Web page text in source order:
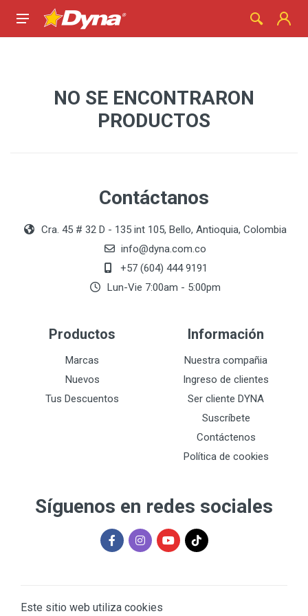
NO SE ENCONTRARON
PRODUCTOS
Contáctanos
Cra. 45 # 32 D - 135 int 105, Bello, Antioquia, Colombia
info@dyna.com.co
+57 (604) 444 9191
Lun-Vie 7:00am - 5:00pm
Productos
Marcas
Nuevos
Tus Descuentos
Información
Nuestra compañia
Ingreso de clientes
Ser cliente DYNA
Suscríbete
Contáctenos
Política de cookies
Síguenos en redes sociales
Este sitio web utiliza cookies